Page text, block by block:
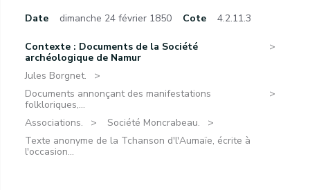
Date dimanche 24 février 1850 Cote 4.2.11.3
Contexte : Documents de la Société
archéologique de Namur
Jules Borgnet.
Documents annonçant des manifestations
folkloriques,...
Associations.
Société Moncrabeau.
Texte anonyme de la Tchanson d'l'Aumaïe, écrite à
l'occasion...